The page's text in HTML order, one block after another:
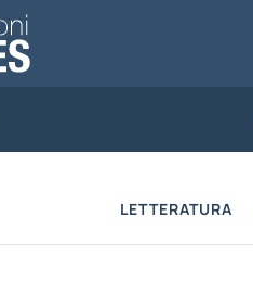
LETTERATURA